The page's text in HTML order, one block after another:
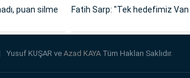
puan silme
Fatih Sarp: "Tek hedefimiz
Yusuf KUŞAR veAzad KAYA Tüm Hakları Saklıdır.